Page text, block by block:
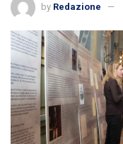
by Redazione